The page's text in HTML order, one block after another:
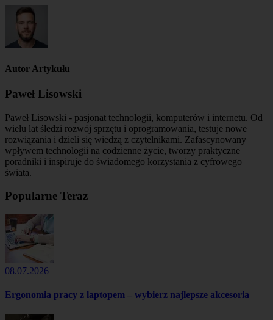
Autor Artykułu
Paweł Lisowski
Paweł Lisowski - pasjonat technologii, komputerów i internetu. Od
wielu lat śledzi rozwój sprzętu i oprogramowania, testuje nowe
rozwiązania i dzieli się wiedzą z czytelnikami. Zafascynowany
wpływem technologii na codzienne życie, tworzy praktyczne
poradniki i inspiruje do świadomego korzystania z cyfrowego
świata.
Popularne Teraz
08.07.2026
Ergonomia pracy z laptopem – wybierz najlepsze akcesoria